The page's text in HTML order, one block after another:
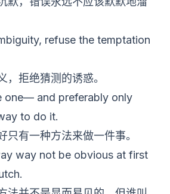
refuse the temptation
，拒绝猜测的诱惑。
one— and preferably only
to do it.
只有一种方法来做一件事。
way not be obvious at first